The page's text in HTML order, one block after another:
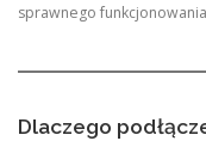
sprawnego
Dlaczego